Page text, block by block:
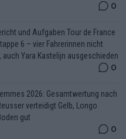
0
und Aufgaben Tour de France
6 – vier Fahrerinnen nicht
auch Yara Kastelijn ausgeschieden
0
2026: Gesamtwertung nach
verteidigt Gelb, Longo
gut
0